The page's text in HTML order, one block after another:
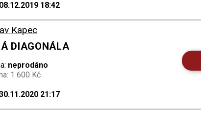
08.12.2019 18:42
Kapec
DIAGONÁLA
neprodáno
1 600 Kč
21:17